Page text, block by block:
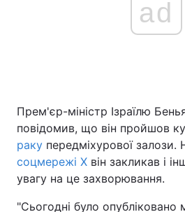
ad
Прем'єр-міністр Ізраїлю
повідомив, що він пройшов
раку передміхурової залози.
соцмережі X він закликав і
увагу на це захворювання.
"Сьогодні було опубліковано